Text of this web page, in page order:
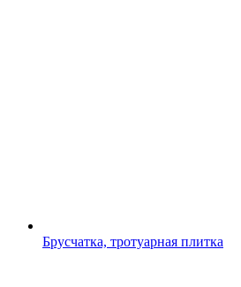
Брусчатка, тротуарная плитка